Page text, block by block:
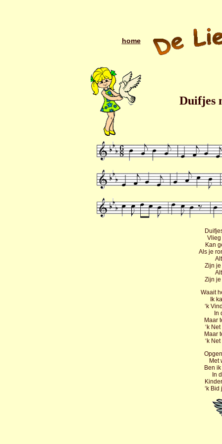
home
Duifjes
Vlieg
Kan
Als je
Zijn
Zijn
Waait
Ik
‘k
In
Maar
‘k
Maar
‘k
Met
Ben
In
‘k Bid